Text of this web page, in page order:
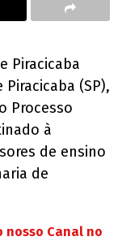
Piracicaba
(SP),
Processo
à
de ensino
de
nosso Canal no